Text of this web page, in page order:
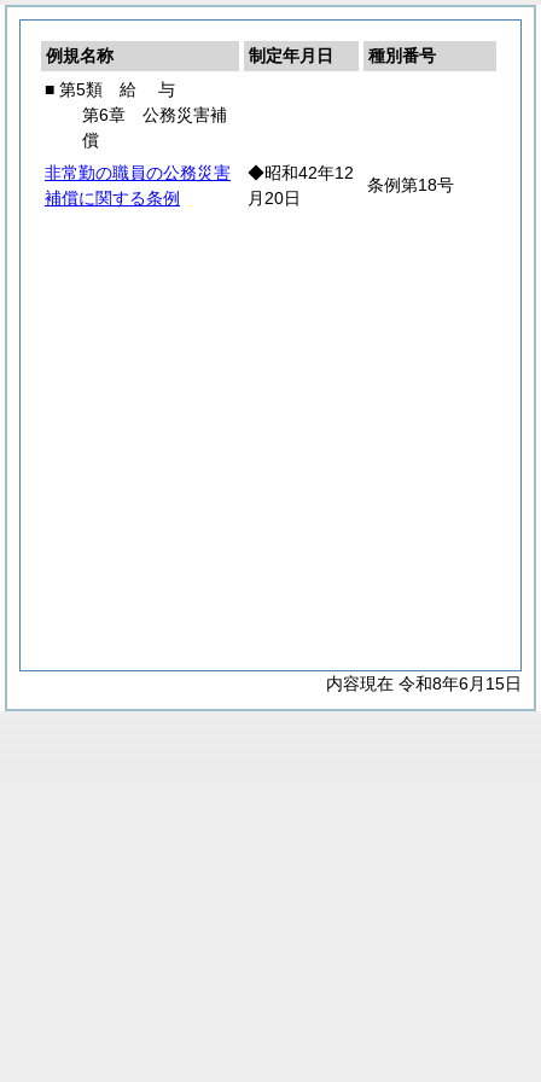
例規名称 制定年月日
種別番号
■ 第5類 給 与
第6章 公務災害補
償
非常勤の職員の公務災害
補償に関する条例
◆昭和42年12
月20日
条例第18号
内容現在 令和8年6月15日